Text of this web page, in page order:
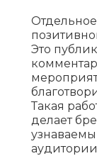
Это
Такая
делает